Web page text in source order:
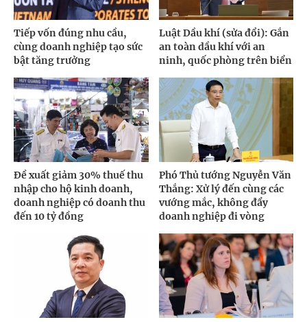
Tiếp vốn đúng nhu cầu,
cùng doanh nghiệp tạo sức
bật tăng trưởng
Luật Dầu khí (sửa đổi): Gắn
an toàn dầu khí với an
ninh, quốc phòng trên biển
Đề xuất giảm 30% thuế thu
nhập cho hộ kinh doanh,
doanh nghiệp có doanh thu
đến 10 tỷ đồng
Phó Thủ tướng Nguyễn Văn
Thắng: Xử lý đến cùng các
vướng mắc, không đẩy
doanh nghiệp đi vòng